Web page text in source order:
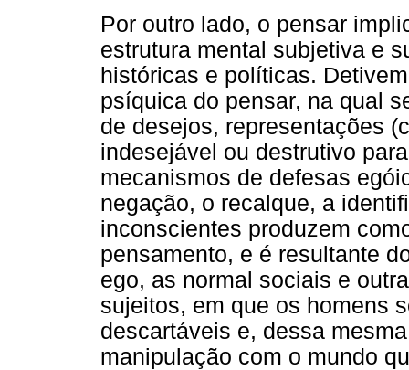
Por outro lado, o pensar
estrutura mental subjetiva e
históricas e políticas.
psíquica do pensar, na qual
de desejos, representações
indesejável ou destrutivo
mecanismos de defesas
negação, o recalque, a
inconscientes produzem
pensamento, e é resultante
ego, as normal sociais e
sujeitos, em que os homens
descartáveis e, dessa
manipulação com o mundo